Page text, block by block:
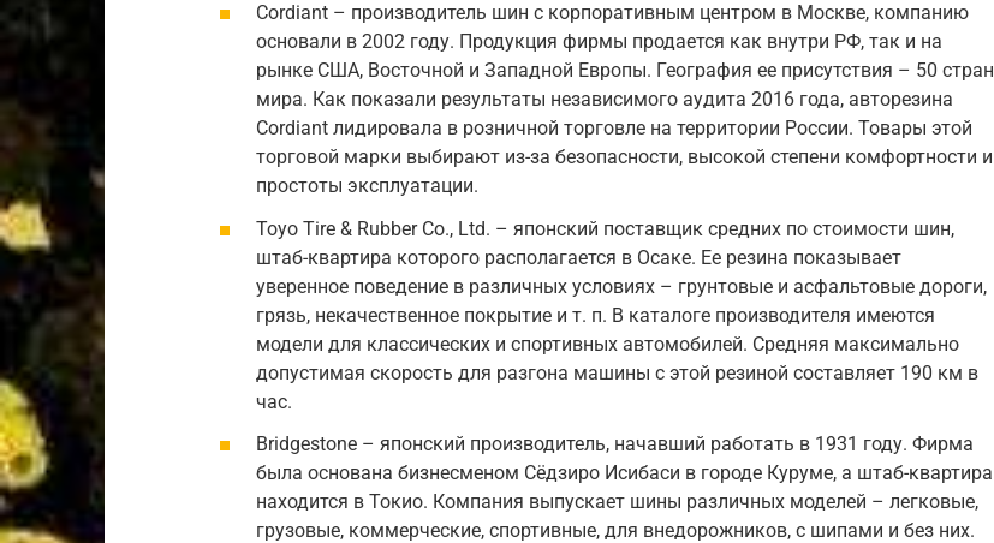
Cordiant – производитель шин с корпоративным центром в Москве, компанию
основали в 2002 году. Продукция фирмы продается как внутри РФ, так и на
рынке США, Восточной и Западной Европы. География ее присутствия – 50 стран
мира. Как показали результаты независимого аудита 2016 года, авторезина
Cordiant лидировала в розничной торговле на территории России. Товары этой
торговой марки выбирают из-за безопасности, высокой степени комфортности и
простоты эксплуатации.
Toyo Tire & Rubber Co., Ltd. – японский поставщик средних по стоимости шин,
штаб-квартира которого располагается в Осаке. Ее резина показывает
уверенное поведение в различных условиях – грунтовые и асфальтовые дороги,
грязь, некачественное покрытие и т. п. В каталоге производителя имеются
модели для классических и спортивных автомобилей. Средняя максимально
допустимая скорость для разгона машины с этой резиной составляет 190 км в
час.
Bridgestone – японский производитель, начавший работать в 1931 году. Фирма
была основана бизнесменом Сёдзиро Исибаси в городе Куруме, а штаб-квартира
находится в Токио. Компания выпускает шины различных моделей – легковые,
грузовые, коммерческие, спортивные, для внедорожников, с шипами и без них.